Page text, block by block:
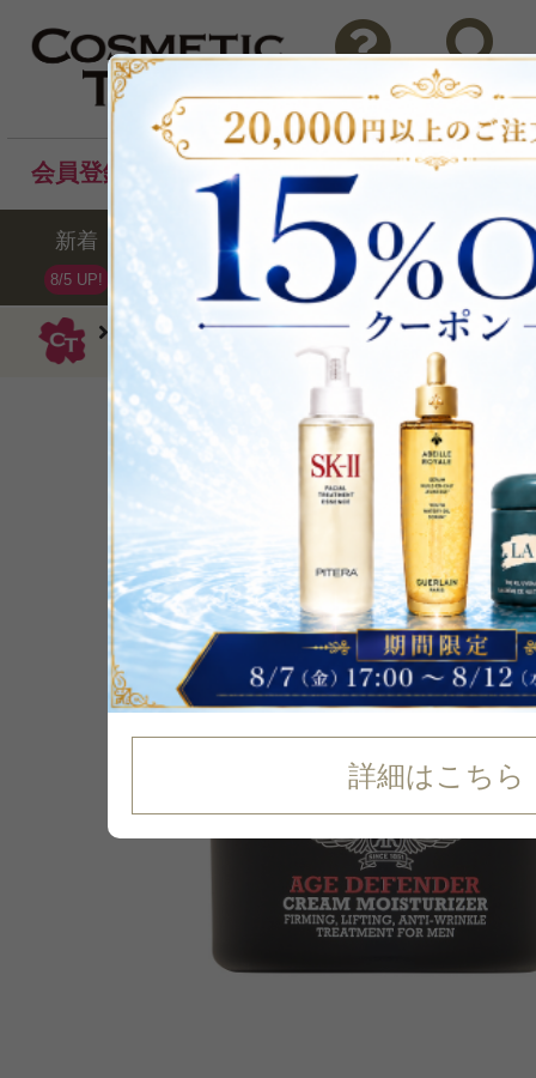
キールズ 美容液 AGD エイジケア
問い合わせ 検索
会員登録後のお買い物でポイントプレゼント！
新着
8/5 UP!
セール ランキング ブ
詳細はこちら
男の肌を支えるクリ
残り4点